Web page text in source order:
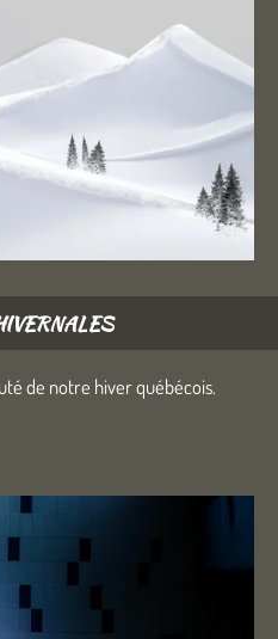
de notre hiver québécois.